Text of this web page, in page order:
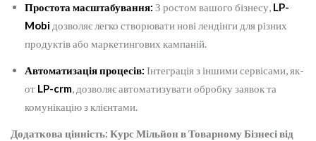
Простота масштабування: З ростом вашого бізнесу, LP-
Mobi дозволяє легко створювати нові лендінги для різних
продуктів або маркетингових кампаній.
Автоматизація процесів: Інтеграція з іншими сервісами, як-
от LP-crm, дозволяє автоматизувати обробку заявок та
комунікацію з клієнтами.
Додаткова цінність: Курс Мільйон в Товарному Бізнесі від